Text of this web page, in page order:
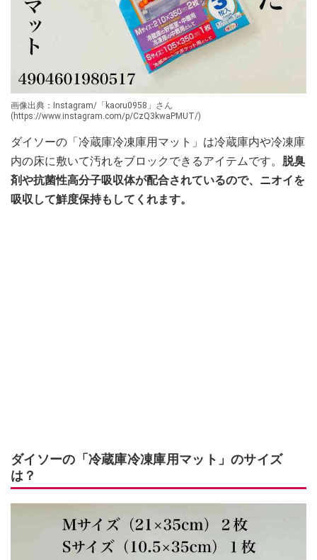
画像出典：Instagram/「kaoru0958」さん
(https://www.instagram.com/p/CzQ3kwaPMUT/)
ダイソーの「冷蔵庫冷凍庫用マット」は冷蔵庫内や冷凍庫
内の床に敷いて汚れをブロックできるアイテムです。 脱臭
剤や抗菌性高分子吸収体が配合されているので、ニオイを
吸収して鮮度保持もしてくれます。
ダイソーの「冷蔵庫冷凍庫用マット」のサイズ
は？